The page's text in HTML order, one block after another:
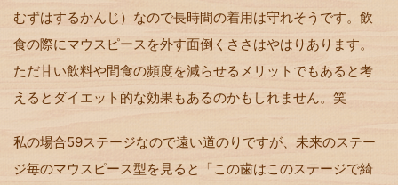
むずはするかんじ）なので長時間の着用は守れそうです。飲
食の際にマウスピースを外す面倒くささはやはりあります。
ただ甘い飲料や間食の頻度を減らせるメリットでもあると考
えるとダイエット的な効果もあるのかもしれません。笑
私の場合59ステージなので遠い道のりですが、未来のステー
ジ毎のマウスピース型を見ると「この歯はこのステージで綺